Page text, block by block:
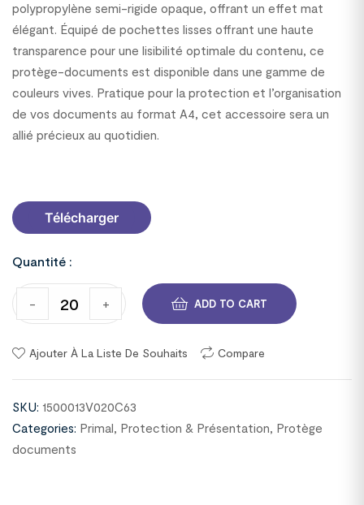
polypropylène semi-rigide opaque, offrant un effet mat
élégant. Équipé de pochettes lisses offrant une haute
transparence pour une lisibilité optimale du contenu, ce
protège-documents est disponible dans une gamme de
couleurs vives. Pratique pour la protection et l’organisation
de vos documents au format A4, cet accessoire sera un
allié précieux au quotidien.
Télécharger
Quantité :
- + ADD TO CART
Ajouter À La Liste De Souhaits Compare
SKU: 1500013V020C63
Categories: Primal, Protection & Présentation, Protège
documents